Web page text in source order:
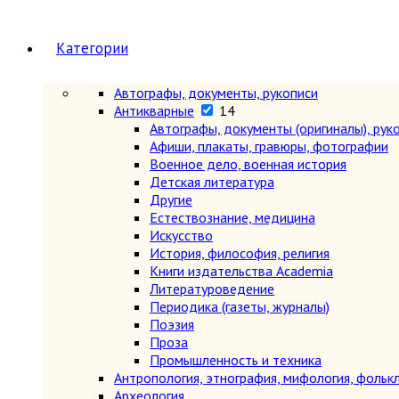
Категории
Автографы, документы, рукописи
Антикварные
14
Автографы, документы (оригиналы),
Афиши, плакаты, гравюры, фотографии
Военное дело, военная история
Детская литература
Другие
Естествознание, медицина
Искусство
История, философия, религия
Книги издательства Academia
Литературоведение
Периодика (газеты, журналы)
Поэзия
Проза
Промышленность и техника
Антропология, этнография, мифология,
Археология